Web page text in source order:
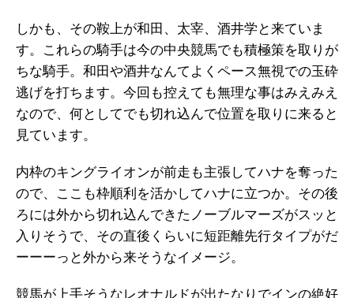
しかも、その鞍上が和田、太宰、酒井学と来ていま
す。これらの騎手は今の中央競馬でも積極策を取りが
ちな騎手。和田や酒井なんてよくペース無視での玉砕
逃げを打ちます。今回も控えても無理な事はみえみえ
なので、何としてでも切れ込んで位置を取りに来ると
見ています。
内枠のキングライオンが前走も主張してハナを奪った
ので、ここも枠順利を活かしてハナに立つか。その後
ろには外から切れ込んできたノーブルマーズがスッと
入りそうで、その直後くらいに短距離先行タイプがだ
ーーーっと外から来そうなイメージ。
競馬が上手そうなレオナルドが出たなりでインの絶好